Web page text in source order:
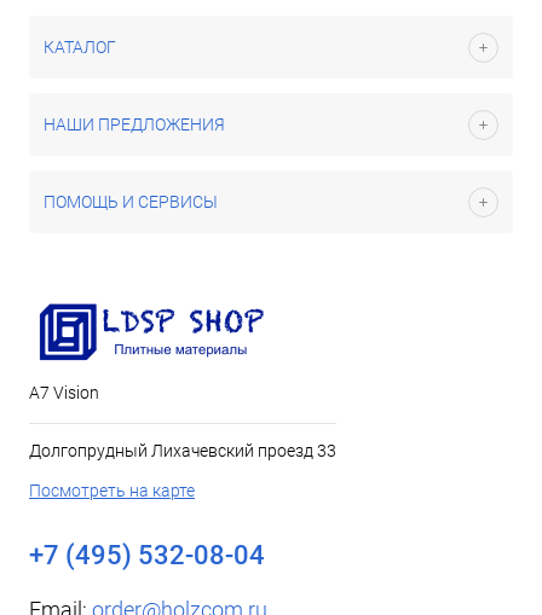
КАТАЛОГ
НАШИ ПРЕДЛОЖЕНИЯ
ПОМОЩЬ И СЕРВИСЫ
А7 Vision
Долгопрудный Лихачевский проезд 33
Посмотреть на карте
+7 (495) 532-08-04
Email: order@holzcom.ru